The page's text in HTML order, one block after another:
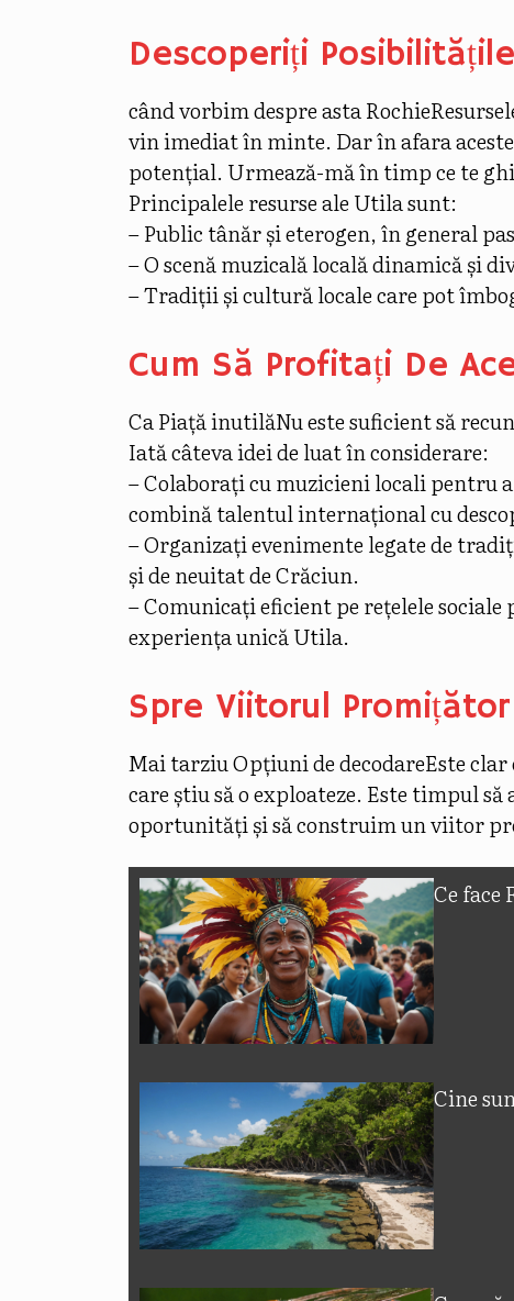
Descoperiți
când vorbim despre astaRochie
vin imediat în minte. Dar în afara
potențial. Urmează-mă în timp ce te
Principalele resurse ale Utila sunt:
– Public tânăr și eterogen, în general
– O scenă muzicală locală dinamică și
– Tradiții și cultură locale care pot
Cum Să Profitați De
CaPiață inutilăNu este suficient să
Iată câteva idei de luat în considerare:
– Colaborați cu muzicieni locali pentru
combină talentul internațional cu
– Organizați evenimente legate de
și de neuitat de Crăciun.
– Comunicați eficient pe rețelele
experiența unică Utila.
Spre Viitorul
Mai tarziuOpțiuni de decodareEste
care știu să o exploateze. Este timpul
oportunități și să construim un viitor
Ce face
Cine